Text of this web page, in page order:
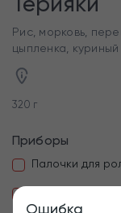
Ошибка
Рис, морковь,
цыпленка,
320 г
Приборы
Палочки для